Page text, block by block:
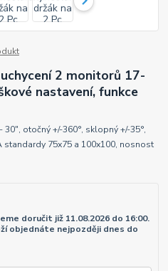
2 monitorů 17-
nastavení, funkce
otočný +/-360°, sklopný +/-35°,
standardy 75x75 a 100x100, nosnost
doručit již 11.08.2026 do 16:00.
objednáte nejpozději dnes do